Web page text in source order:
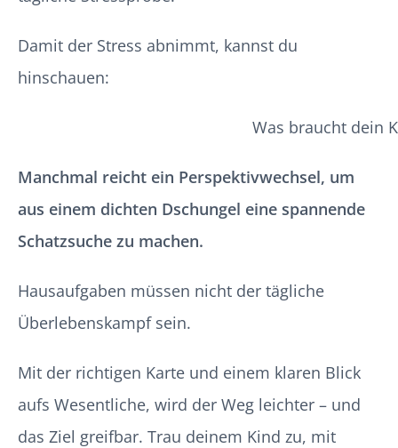
Damit der Stress abnimmt, kannst du
hinschauen:
Was braucht dein
Manchmal reicht ein Perspektivwechsel, um
aus einem dichten Dschungel eine spannende
Schatzsuche zu machen.
Hausaufgaben müssen nicht der tägliche
Überlebenskampf sein.
Mit der richtigen Karte und einem klaren Blick
aufs Wesentliche, wird der Weg leichter – und
das Ziel greifbar. Trau deinem Kind zu, mit